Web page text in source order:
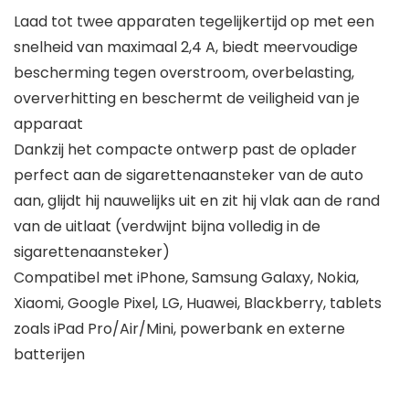
Laad tot twee apparaten tegelijkertijd op met een
snelheid van maximaal 2,4 A, biedt meervoudige
bescherming tegen overstroom, overbelasting,
oververhitting en beschermt de veiligheid van je
apparaat
Dankzij het compacte ontwerp past de oplader
perfect aan de sigarettenaansteker van de auto
aan, glijdt hij nauwelijks uit en zit hij vlak aan de rand
van de uitlaat (verdwijnt bijna volledig in de
sigarettenaansteker)
Compatibel met iPhone, Samsung Galaxy, Nokia,
Xiaomi, Google Pixel, LG, Huawei, Blackberry, tablets
zoals iPad Pro/Air/Mini, powerbank en externe
batterijen